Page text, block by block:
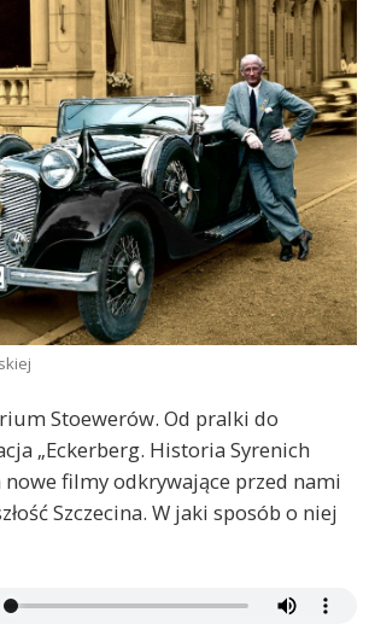
Stoewerów. Od pralki do
„Eckerberg. Historia Syrenich
filmy odkrywające przed nami
Szczecina. W jaki sposób o niej